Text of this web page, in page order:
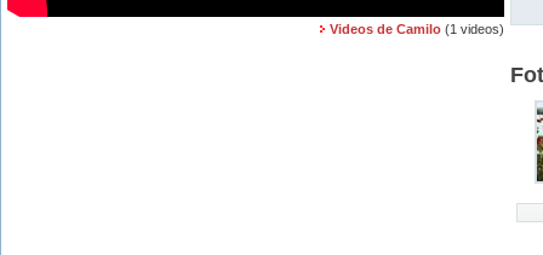
Videos de Camilo (1 videos)